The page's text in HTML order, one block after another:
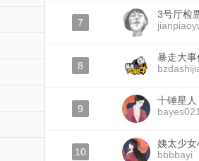
7
3号厅检
8
暴走大事
9
十锤星人
10
姨太少女
bbbbayi